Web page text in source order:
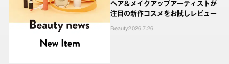
ヘア＆メイクアップアーティストが
注目の新作コスメをお試しレビュー
Beauty2026.7.26